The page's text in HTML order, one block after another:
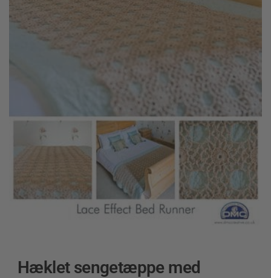
Hæklet sengetæppe med